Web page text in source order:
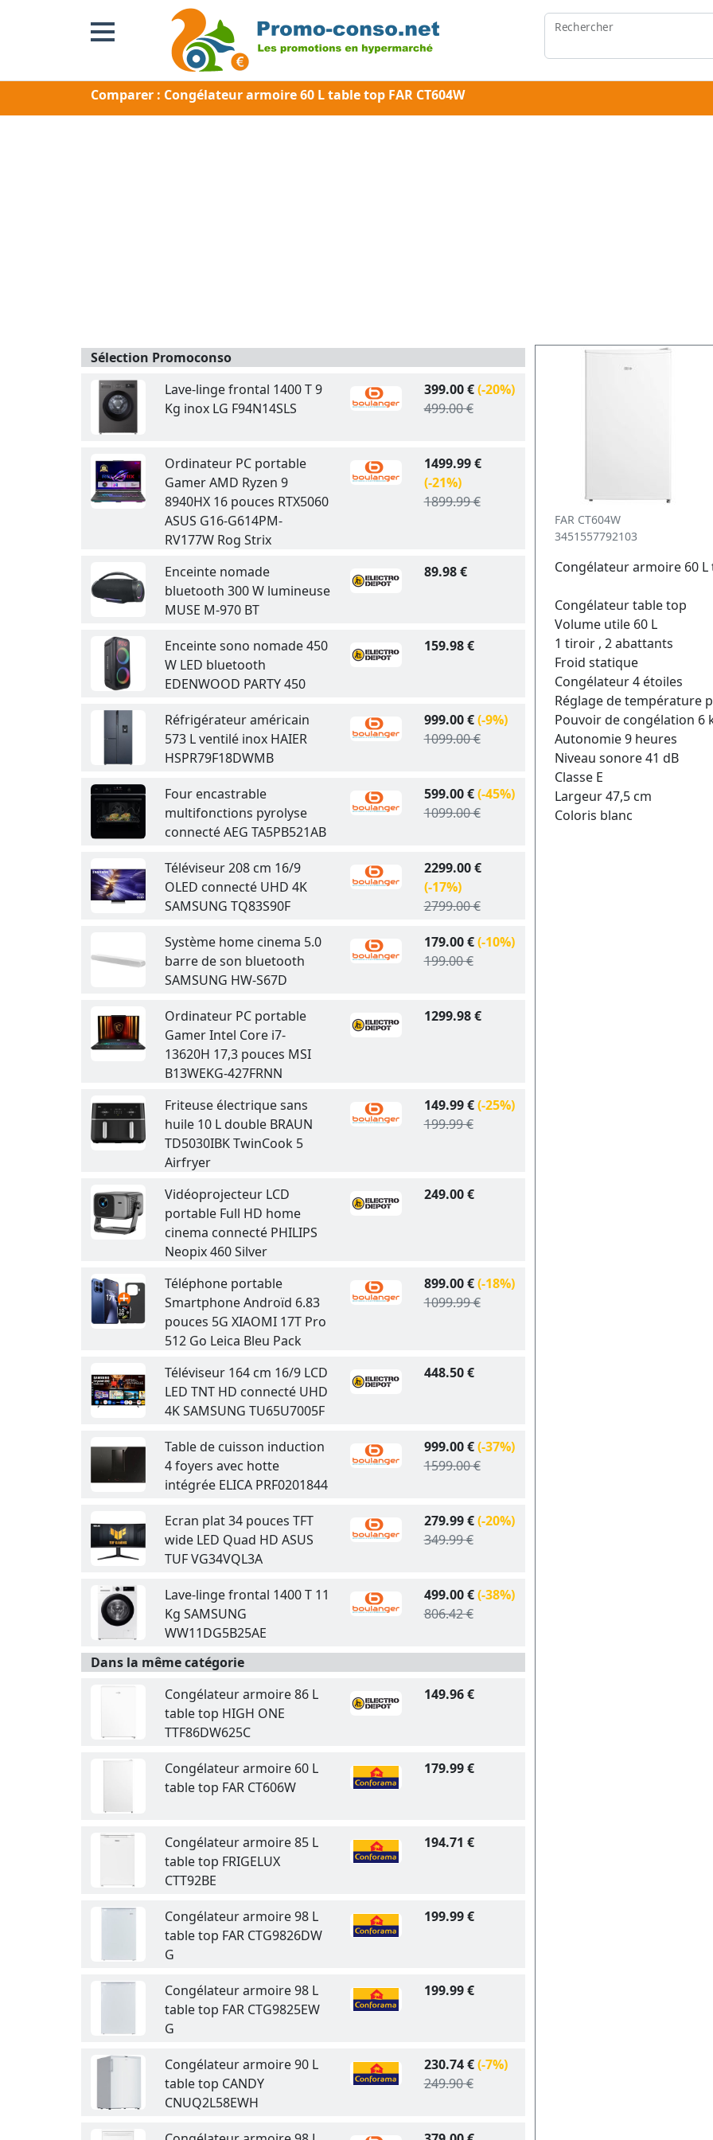
Rechercher
Comparer : Congélateur armoire 60 L table top FAR CT604W
Sélection Promoconso
Lave-linge frontal 1400 T 9
Kg inox LG F94N14SLS
399.00 €(-20%)
499.00 €
Ordinateur PC portable
Gamer AMD Ryzen 9
8940HX 16 pouces RTX5060
ASUS G16-G614PM-
RV177W Rog Strix
1499.99 €
(-21%)
1899.99 €
Enceinte nomade
bluetooth 300 W lumineuse
MUSE M-970 BT
89.98 €
Enceinte sono nomade 450
W LED bluetooth
EDENWOOD PARTY 450
159.98 €
Réfrigérateur américain
573 L ventilé inox HAIER
HSPR79F18DWMB
999.00 €(-9%)
1099.00 €
Four encastrable
multifonctions pyrolyse
connecté AEG TA5PB521AB
599.00 €(-45%)
1099.00 €
Téléviseur 208 cm 16/9
OLED connecté UHD 4K
SAMSUNG TQ83S90F
2299.00 €
(-17%)
2799.00 €
Système home cinema 5.0
barre de son bluetooth
SAMSUNG HW-S67D
179.00 €(-10%)
199.00 €
Ordinateur PC portable
Gamer Intel Core i7-
13620H 17,3 pouces MSI
B13WEKG-427FRNN
1299.98 €
Friteuse électrique sans
huile 10 L double BRAUN
TD5030IBK TwinCook 5
Airfryer
149.99 €(-25%)
199.99 €
Vidéoprojecteur LCD
portable Full HD home
cinema connecté PHILIPS
Neopix 460 Silver
249.00 €
Téléphone portable
Smartphone Androïd 6.83
pouces 5G XIAOMI 17T Pro
512 Go Leica Bleu Pack
899.00 €(-18%)
1099.99 €
Téléviseur 164 cm 16/9 LCD
LED TNT HD connecté UHD
4K SAMSUNG TU65U7005F
448.50 €
Table de cuisson induction
4 foyers avec hotte
intégrée ELICA PRF0201844
999.00 €(-37%)
1599.00 €
Ecran plat 34 pouces TFT
wide LED Quad HD ASUS
TUF VG34VQL3A
279.99 €(-20%)
349.99 €
Lave-linge frontal 1400 T 11
Kg SAMSUNG
WW11DG5B25AE
499.00 €(-38%)
806.42 €
Dans la même catégorie
Congélateur armoire 86 L
table top HIGH ONE
TTF86DW625C
149.96 €
Congélateur armoire 60 L
table top FAR CT606W
179.99 €
Congélateur armoire 85 L
table top FRIGELUX
CTT92BE
194.71 €
Congélateur armoire 98 L
table top FAR CTG9826DW
G
199.99 €
Congélateur armoire 98 L
table top FAR CTG9825EW
G
199.99 €
Congélateur armoire 90 L
table top CANDY
CNUQ2L58EWH
230.74 €(-7%)
249.90 €
FAR CT604W
3451557792103
Congélateur armoire 60 L
Congélateur table top
Volume utile 60 L
1 tiroir , 2 abattants
Froid statique
Congélateur 4 étoiles
Réglage de température
Pouvoir de congélation 6
Autonomie 9 heures
Niveau sonore 41 dB
Classe E
Largeur 47,5 cm
Coloris blanc